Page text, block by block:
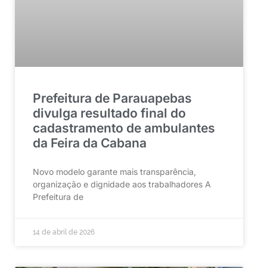
Prefeitura de Parauapebas
divulga resultado final do
cadastramento de ambulantes
da Feira da Cabana
Novo modelo garante mais transparência,
organização e dignidade aos trabalhadores A
Prefeitura de
14 de abril de 2026